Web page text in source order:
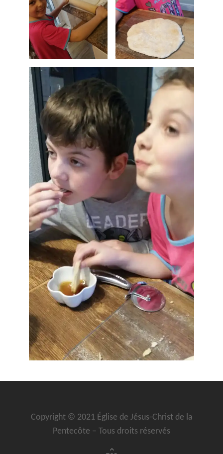
Copyright © 2021 Église de Jésus-Christ de la
Pentecôte – Tous droits réservés